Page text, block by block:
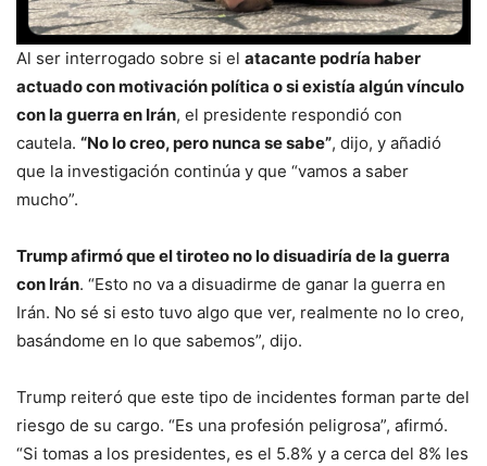
Al ser interrogado sobre si el atacante podría haber
actuado con motivación política o si existía algún vínculo
con la guerra en Irán, el presidente respondió con
cautela. “No lo creo, pero nunca se sabe”, dijo, y añadió
que la investigación continúa y que “vamos a saber
mucho”.
Trump afirmó que el tiroteo no lo disuadiría de la guerra
con Irán. “Esto no va a disuadirme de ganar la guerra en
Irán. No sé si esto tuvo algo que ver, realmente no lo creo,
basándome en lo que sabemos”, dijo.
Trump reiteró que este tipo de incidentes forman parte del
riesgo de su cargo. “Es una profesión peligrosa”, afirmó.
“Si tomas a los presidentes, es el 5.8% y a cerca del 8% les